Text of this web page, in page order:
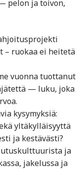
pelon ja toivon,
– ruokaa ei heitetä
vuonna tuottanut
— luku, joka
kysymyksiä:
yltäkylläisyyttä
ja kestävästi?
ja
jakelussa ja